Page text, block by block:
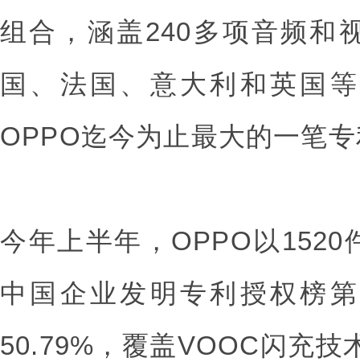
组合，涵盖240多项音频和
国、法国、意大利和英国
OPPO迄今为止最大的一笔
今年上半年，OPPO以1520
中国企业发明专利授权榜
50.79%，覆盖VOOC闪充技